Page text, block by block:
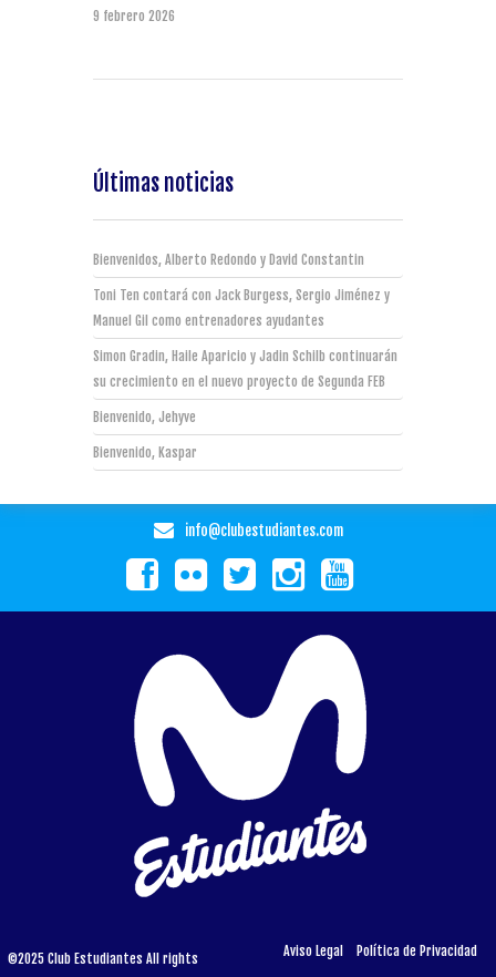
9 febrero 2026
Últimas noticias
Bienvenidos, Alberto Redondo y David Constantin
Toni Ten contará con Jack Burgess, Sergio Jiménez y
Manuel Gil como entrenadores ayudantes
Simon Gradin, Haile Aparicio y Jadin Schilb continuarán
su crecimiento en el nuevo proyecto de Segunda FEB
Bienvenido, Jehyve
Bienvenido, Kaspar
info@clubestudiantes.com
©2025 Club Estudiantes All rights Aviso Legal Política de Privacidad